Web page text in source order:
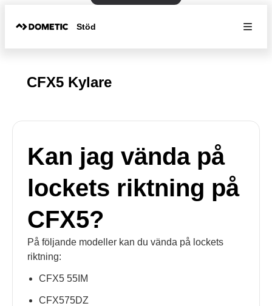
Stöd
CFX5 Kylare
Kan jag vända på
lockets riktning på
CFX5?
På följande modeller kan du vända på lockets
riktning:
CFX5 55IM
CFX575DZ